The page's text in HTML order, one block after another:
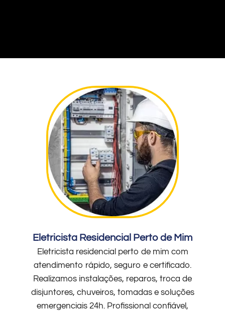
Eletricista Residencial Perto de Mim
Eletricista residencial perto de mim com
atendimento rápido, seguro e certificado.
Realizamos instalações, reparos, troca de
disjuntores, chuveiros, tomadas e soluções
emergenciais 24h. Profissional confiável,